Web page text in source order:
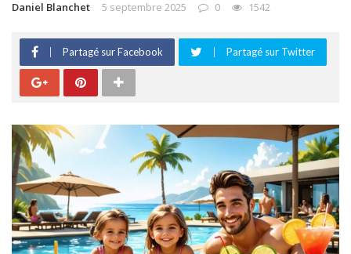
Daniel Blanchet 5 septembre 2025 0 1542
Partagé sur Facebook Partagé sur Twitter